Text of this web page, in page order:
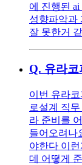
에 진행된
성향파악과
잘 못한거
Q. 유라코
이번 유라
로설계 직
라 준비를
들어오려나
야한다 이
데 어떻게